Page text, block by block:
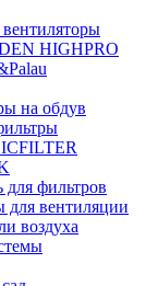
HIGHPRO
на обдув
для фильтров
для вентиляции
воздуха